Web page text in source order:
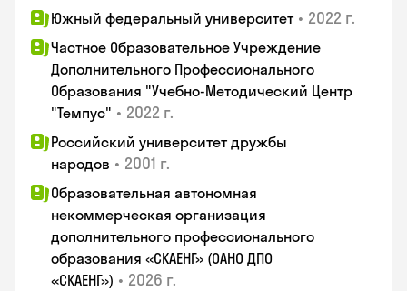
Южный федеральный университет • 2022 г.
Частное Образовательное Учреждение
Дополнительного Профессионального
Образования "Учебно-Методический Центр
"Темпус" • 2022 г.
Российский университет дружбы
народов • 2001 г.
Образовательная автономная
некоммерческая организация
дополнительного профессионального
образования «СКАЕНГ» (ОАНО ДПО
«СКАЕНГ») • 2026 г.